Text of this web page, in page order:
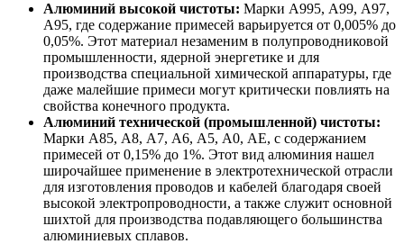
Алюминий высокой чистоты: Марки А995, А99, А97,
А95, где содержание примесей варьируется от 0,005% до
0,05%. Этот материал незаменим в полупроводниковой
промышленности, ядерной энергетике и для
производства специальной химической аппаратуры, где
даже малейшие примеси могут критически повлиять на
свойства конечного продукта.
Алюминий технической (промышленной) чистоты:
Марки А85, А8, А7, А6, А5, А0, АЕ, с содержанием
примесей от 0,15% до 1%. Этот вид алюминия нашел
широчайшее применение в электротехнической отрасли
для изготовления проводов и кабелей благодаря своей
высокой электропроводности, а также служит основной
шихтой для производства подавляющего большинства
алюминиевых сплавов.